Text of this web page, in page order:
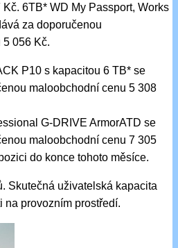
6TB* WD My Passport, Works
za doporučenou
056 Kč.
P10 s kapacitou 6 TB* se
maloobchodní cenu 5 308
G-DRIVE ArmorATD se
maloobchodní cenu 7 305
do konce tohoto měsíce.
Skutečná uživatelská kapacita
na provozním prostředí.